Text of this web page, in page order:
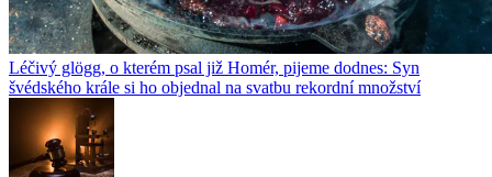
Léčivý glögg, o kterém psal již Homér, pijeme dodnes: Syn
švédského krále si ho objednal na svatbu rekordní množství